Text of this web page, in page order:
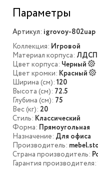
Параметры
Артикул: igrovoy-802uap
Коллекция: Игровой
Материал корпуса: ЛДСП
Цвет корпуса: Черный
Цвет кромки: Красный
Ширина (см): 120
Высота (см): 72.5
Глубина (см): 75
Вес (кг): 20
Стиль: Классический
Форма: Прямоугольная
Назначение: Для офиса
Производитель:
Страна производитель:
Гарантия производителя: